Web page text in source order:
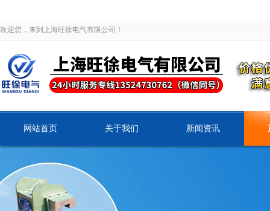
欢迎您，来到上海旺徐电气有限公司！
网站首页 关于我们 新闻资讯